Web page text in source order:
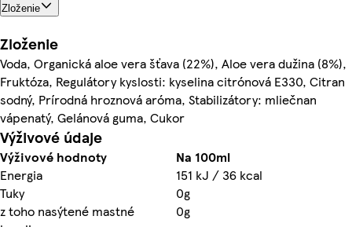
Zloženie
Zloženie
Voda, Organická aloe vera šťava (22%), Aloe vera dužina (8%),
Fruktóza, Regulátory kyslosti: kyselina citrónová E330, Citran
sodný, Prírodná hroznová aróma, Stabilizátory: mliečnan
vápenatý, Gelánová guma, Cukor
Výživové údaje
Výživové hodnoty
Na 100ml
Energia
151 kJ / 36 kcal
Tuky
0g
z toho nasýtené mastné
0g